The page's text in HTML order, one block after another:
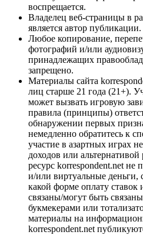
воспрещается.
Владелец веб-страницы в
является автор публикации.
Любое копирование,
фотографий и/или
принадлежащих
запрещено.
Материалы сайта
лиц старше 21 года (21+).
может вызвать игровую
правила (принципы)
обнаружении первых
немедленно обратитесь к
участие в азартных играх
доходов или
ресурс korrespondent.net не
и/или виртуальные деньги,
какой форме оплату
связаны/могут быть
букмекерами или
материалы на
korrespondent.net